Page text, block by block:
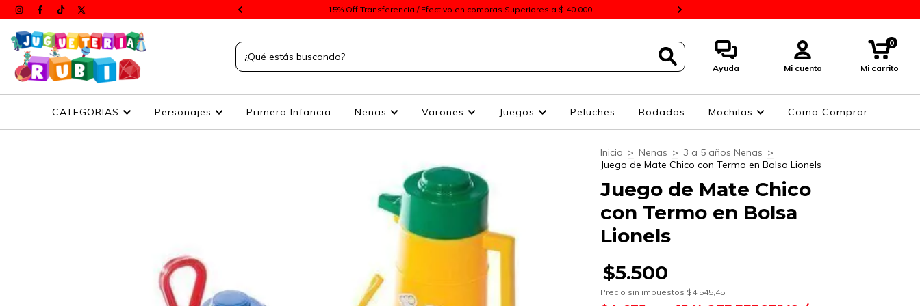
a todos el país 15% Off Transferencia / Efectivo en compras Superiores a $ 40.000
Ayuda Mi cuenta Mi carrito
0
CATEGORIAS Personajes Primera Infancia Nenas Varones Juegos Peluches Rodados Mochilas Como Comprar
Inicio > Nenas > 3 a 5 años Nenas >
Juego de Mate Chico con Termo en Bolsa Lionels
Juego de Mate Chico
con Termo en Bolsa
Lionels
$5.500
Precio sin impuestos $4.545,45